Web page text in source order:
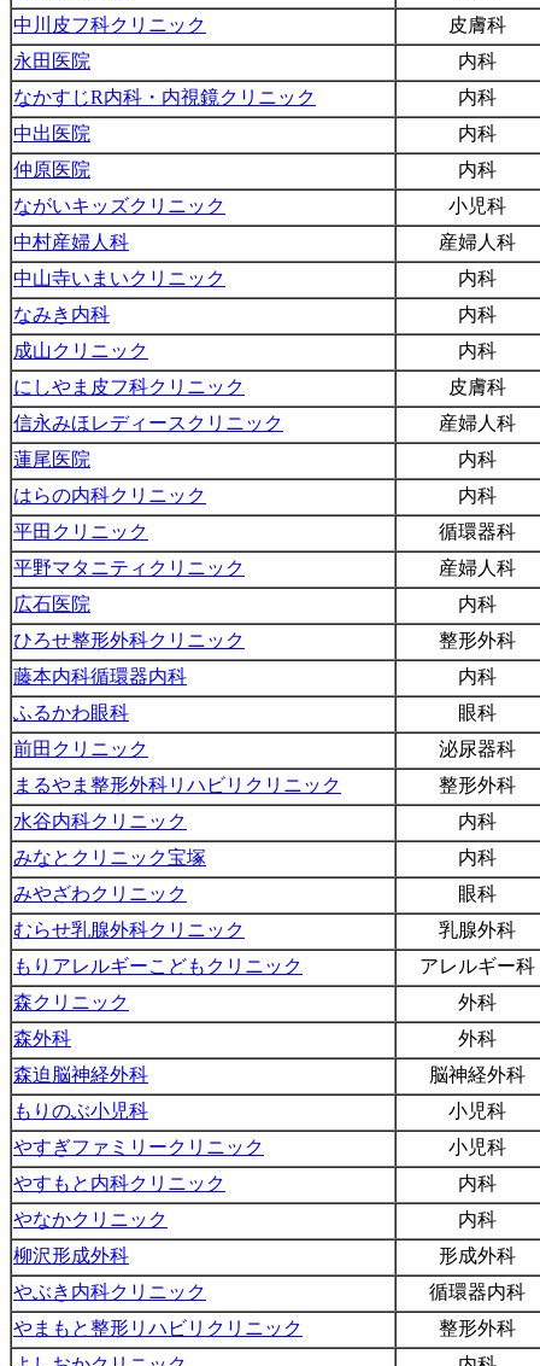
中川皮フ科クリニック
皮膚科
永田医院
内科
なかすじR内科・内視鏡クリニック
内科
中出医院
内科
仲原医院
内科
ながいキッズクリニック
小児科
中村産婦人科
産婦人科
中山寺いまいクリニック
内科
なみき内科
内科
成山クリニック
内科
にしやま皮フ科クリニック
皮膚科
信永みほレディースクリニック
産婦人科
蓮尾医院
内科
はらの内科クリニック
内科
平田クリニック
循環器科
平野マタニティクリニック
産婦人科
広石医院
内科
ひろせ整形外科クリニック
整形外科
藤本内科循環器内科
内科
ふるかわ眼科
眼科
前田クリニック
泌尿器科
まるやま整形外科リハビリクリニック
整形外科
水谷内科クリニック
内科
みなとクリニック宝塚
内科
みやざわクリニック
眼科
むらせ乳腺外科クリニック
乳腺外科
もりアレルギーこどもクリニック
アレルギー科
森クリニック
外科
森外科
外科
森迫脳神経外科
脳神経外科
もりのぶ小児科
小児科
やすぎファミリークリニック
小児科
やすもと内科クリニック
内科
やなかクリニック
内科
柳沢形成外科
形成外科
やぶき内科クリニック
循環器内科
やまもと整形リハビリクリニック
整形外科